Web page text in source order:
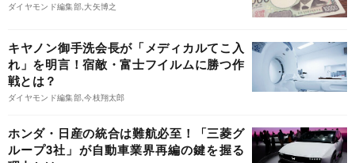
ダイヤモンド編集部,大矢博之
キヤノン御手洗会長が「メディカルてこ入
れ」を明言！宿敵・富士フイルムに勝つ作
戦とは？
ダイヤモンド編集部,今枝翔太郎
ホンダ・日産の統合は難航必至！「三菱グ
ループ3社」が自動車業界再編の鍵を握る